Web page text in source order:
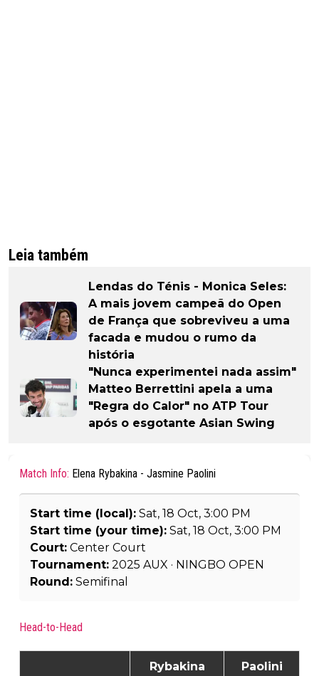
Leia também
Lendas do Ténis - Monica Seles:
A mais jovem campeã do Open
de França que sobreviveu a uma
facada e mudou o rumo da
história
"Nunca experimentei nada assim"
Matteo Berrettini apela a uma
"Regra do Calor" no ATP Tour
após o esgotante Asian Swing
Match Info: Elena Rybakina - Jasmine Paolini
Start time (local): Sat, 18 Oct, 3:00 PM
Start time (your time): Sat, 18 Oct, 3:00 PM
Court: Center Court
Tournament: 2025 AUX · NINGBO OPEN
Round: Semifinal
Head-to-Head
Rybakina Paolini